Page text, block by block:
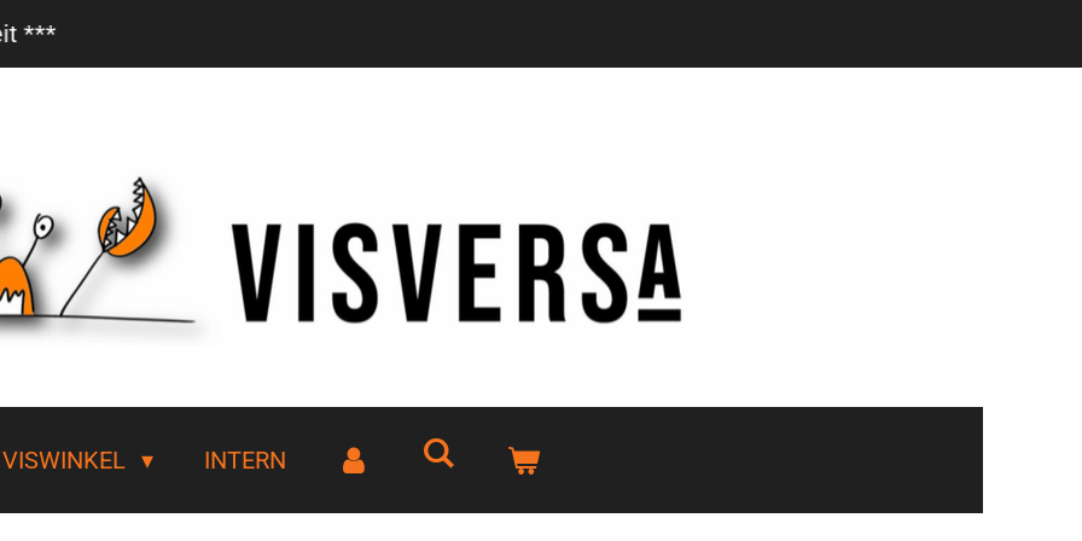
VISWINKEL INTERN